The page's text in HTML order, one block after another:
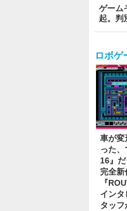
ゲーム
起。判
ロボゲ
車が変
った、
16』
完全新
『
インタ
タッ